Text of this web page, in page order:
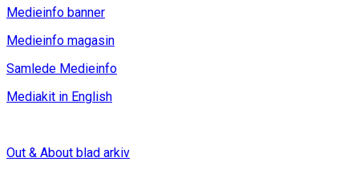
Medieinfo banner
Medieinfo magasin
Samlede Medieinfo
Mediakit in English
Out & About blad arkiv